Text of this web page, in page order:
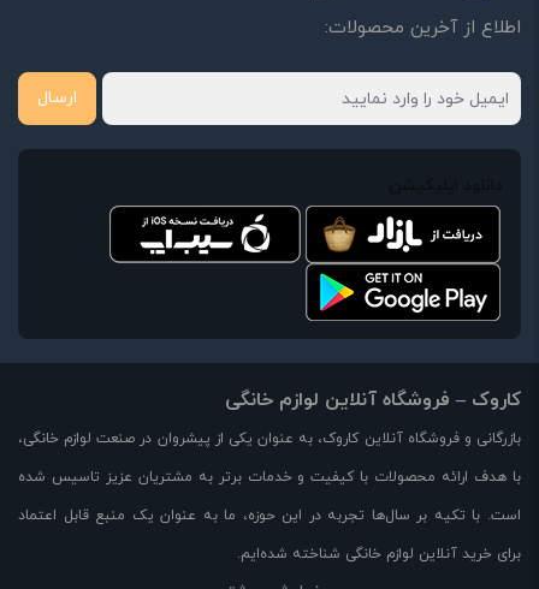
اطلاع از آخرین محصولات:
ارسال
کاروک – فروشگاه آنلاین لوازم خانگی
بازرگانی و فروشگاه آنلاین کاروک، به عنوان یکی از پیشروان در صنعت لوازم خانگی،
با هدف ارائه محصولات با کیفیت و خدمات برتر به مشتریان عزیز تاسیس شده
است. با تکیه بر سال‌ها تجربه در این حوزه، ما به عنوان یک منبع قابل اعتماد
برای خرید آنلاین لوازم خانگی شناخته شده‌ایم.